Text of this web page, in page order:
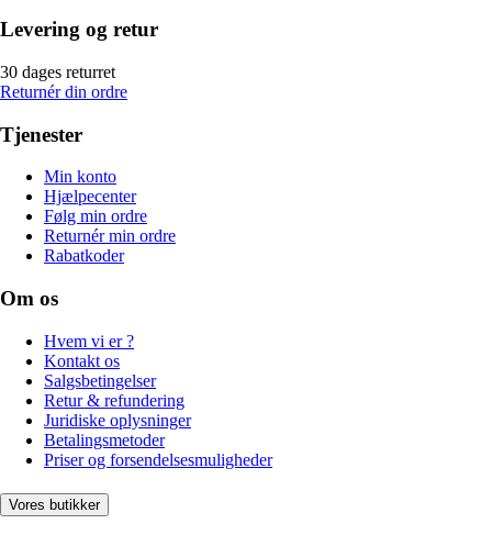
Levering og retur
30 dages returret
Returnér din ordre
Tjenester
Min konto
Hjælpecenter
Følg min ordre
Returnér min ordre
Rabatkoder
Om os
Hvem vi er ?
Kontakt os
Salgsbetingelser
Retur & refundering
Juridiske oplysninger
Betalingsmetoder
Priser og forsendelsesmuligheder
Vores butikker